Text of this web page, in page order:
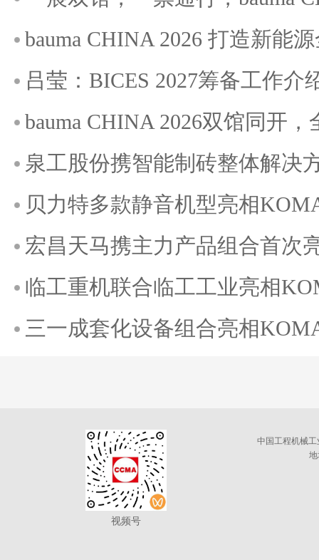
bauma CHINA 2026 打造新能
吕莹：BICES 2027筹备工作介
bauma CHINA 2026双馆同开
泉工股份携智能制砖整体解决
贝力特多款静音机型亮相
宏昌天马携主力产品组合首次
临工重机联合临工工业亮相
三一成套化设备组合亮相
视频号
中国工程机械
地